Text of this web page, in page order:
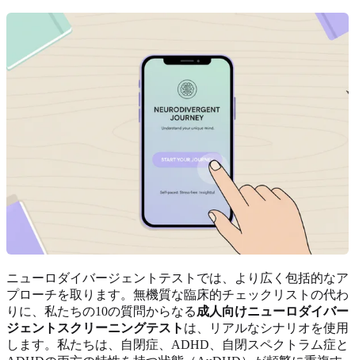
ニューロダイバージェントテストでは、より広く包括的なア
プローチを取ります。無機質な臨床的チェックリストの代わ
りに、私たちの10の質問からなる成人向けニューロダイバー
ジェントスクリーニングテスト は、リアルなシナリオを使用
します。私たちは、自閉症、ADHD、自閉スペクトラム症と